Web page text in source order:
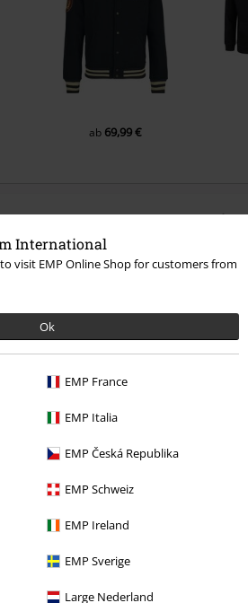
International
visit EMP Online Shop for customers from
Ok
EMP France
EMP Italia
EMP Česká Republika
EMP Schweiz
EMP Ireland
EMP Sverige
Large Nederland
ab 69,99 €
zu "Soccer Jersey".